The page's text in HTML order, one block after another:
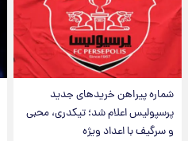
شماره پیراهن خریدهای جدید
پرسپولیس اعلام شد؛ تیکدری، محبی
و سرگیف با اعداد ویژه